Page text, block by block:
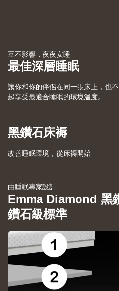
互不影響，夜夜安睡
最佳深層睡眠
讓你和你的伴侶在同一張床上，也
起享受最適合睡眠的環境溫度。
黑鑽石床褥
改善睡眠環境，從床褥開始
由睡眠專家設計
Emma Diamond 黑
鑽石級標準